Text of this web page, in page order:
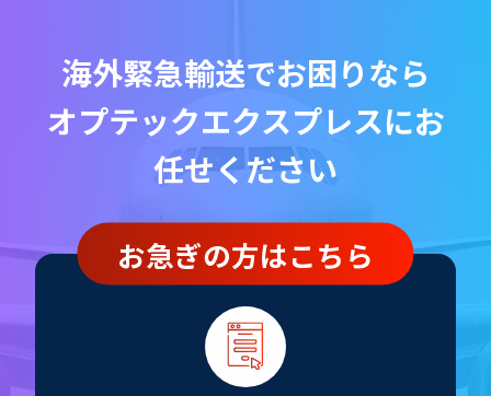
海外緊急輸送でお困りなら
オプテックエクスプレスにお
任せください
お急ぎの方はこちら